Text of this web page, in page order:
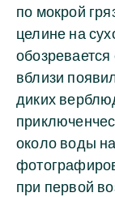
по мокрой
целине на
обозревается
вблизи
диких
около воды
при первой